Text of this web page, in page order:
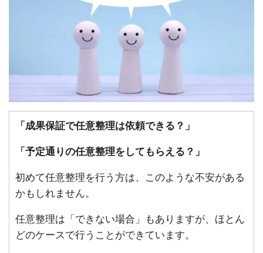
「成果保証で任意整理は依頼できる？」
「予定通りの任意整理をしてもらえる？」
初めて任意整理を行う方は、このような不安がある
かもしれません。
任意整理は「できない場合」もありますが、ほとん
どのケースで行うことができています。